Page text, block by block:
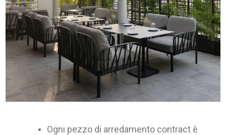
Ogni pezzo di arredamento contract è